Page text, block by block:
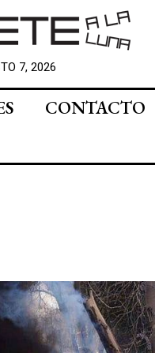
7, 2026
CONTACTO